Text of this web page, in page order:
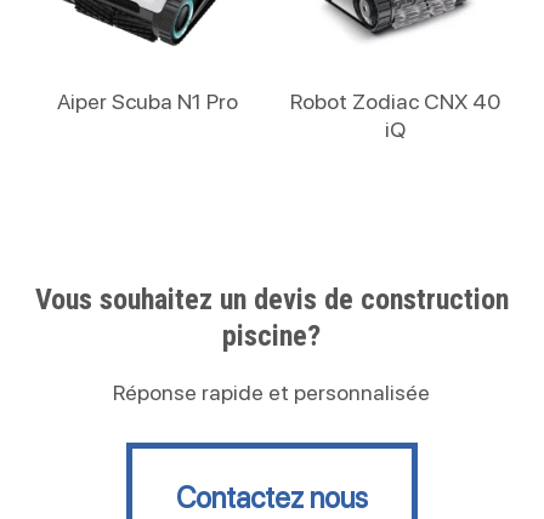
Aiper Scuba N1 Pro
Robot Zodiac CNX 40
iQ
Vous souhaitez un devis de construction
piscine?
Réponse rapide et personnalisée
Contactez nous
Contactez nous